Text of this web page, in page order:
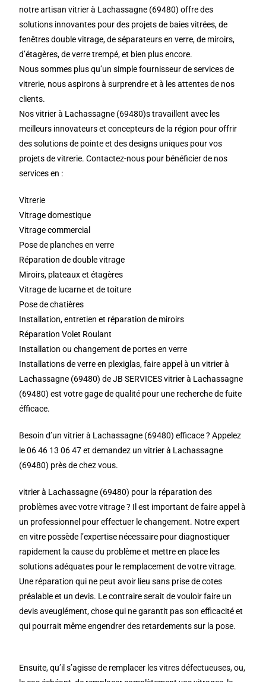
notre artisan vitrier à Lachassagne (69480) offre des
solutions innovantes pour des projets de baies vitrées, de
fenêtres double vitrage, de séparateurs en verre, de miroirs,
d’étagères, de verre trempé, et bien plus encore.
Nous sommes plus qu’un simple fournisseur de services de
vitrerie, nous aspirons à surprendre et à les attentes de nos
clients.
Nos vitrier à Lachassagne (69480)s travaillent avec les
meilleurs innovateurs et concepteurs de la région pour offrir
des solutions de pointe et des designs uniques pour vos
projets de vitrerie. Contactez-nous pour bénéficier de nos
services en :
Vitrerie
Vitrage domestique
Vitrage commercial
Pose de planches en verre
Réparation de double vitrage
Miroirs, plateaux et étagères
Vitrage de lucarne et de toiture
Pose de chatières
Installation, entretien et réparation de miroirs
Réparation Volet Roulant
Installation ou changement de portes en verre
Installations de verre en plexiglas, faire appel à un vitrier à
Lachassagne (69480) de JB SERVICES vitrier à Lachassagne
(69480) est votre gage de qualité pour une recherche de fuite
éfficace.
Besoin d’un vitrier à Lachassagne (69480) efficace ? Appelez
le 06 46 13 06 47 et demandez un vitrier à Lachassagne
(69480) près de chez vous.
vitrier à Lachassagne (69480) pour la réparation des
problèmes avec votre vitrage ? Il est important de faire appel à
un professionnel pour effectuer le changement. Notre expert
en vitre possède l’expertise nécessaire pour diagnostiquer
rapidement la cause du problème et mettre en place les
solutions adéquates pour le remplacement de votre vitrage.
Une réparation qui ne peut avoir lieu sans prise de cotes
préalable et un devis. Le contraire serait de vouloir faire un
devis aveuglément, chose qui ne garantit pas son efficacité et
qui pourrait même engendrer des retardements sur la pose.
Ensuite, qu’il s’agisse de remplacer les vitres défectueuses, ou,